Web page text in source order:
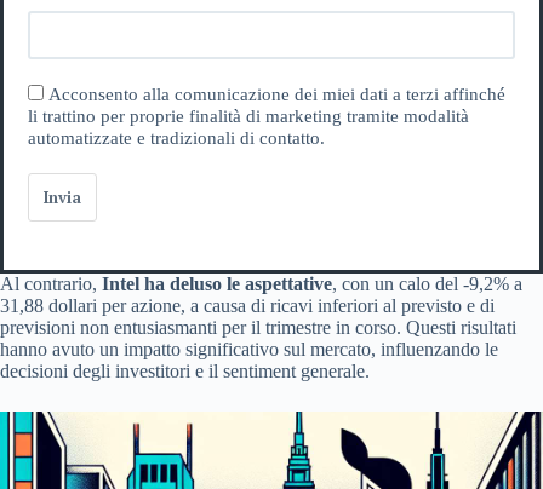
Acconsento alla comunicazione dei miei dati a terzi affinché
li trattino per proprie finalità di marketing tramite modalità
automatizzate e tradizionali di contatto.
Invia
Al contrario, Intel ha deluso le aspettative, con un calo del -9,2% a
31,88 dollari per azione, a causa di ricavi inferiori al previsto e di
previsioni non entusiasmanti per il trimestre in corso. Questi risultati
hanno avuto un impatto significativo sul mercato, influenzando le
decisioni degli investitori e il sentiment generale.